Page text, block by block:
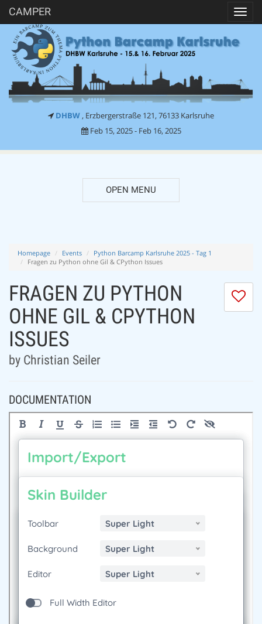
CAMPER
DHBW , Erzbergerstraße 121, 76133 Karlsruhe
Feb 15, 2025 - Feb 16, 2025
OPEN MENU
Homepage Events
Python Barcamp Karlsruhe 2025 - Tag 1
Fragen zu Python ohne Gil & CPython Issues
I
FRAGEN ZU PYTHON
OHNE GIL & CPYTHON
ISSUES
by Christian Seiler
DOCUMENTATION